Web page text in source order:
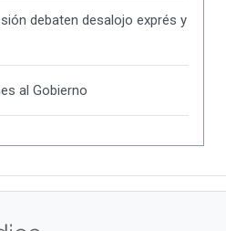
debaten desalojo exprés y
al Gobierno